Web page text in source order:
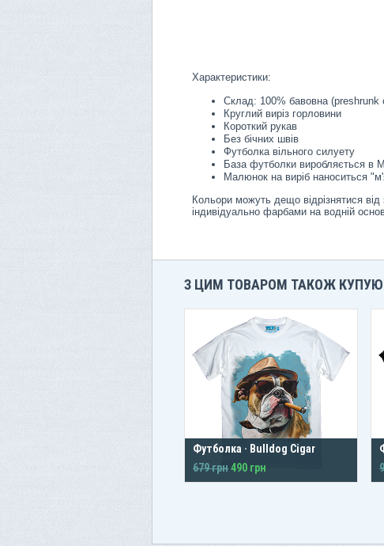
Характеристики:
Склад: 100% бавовна
Круглий виріз горловини
Короткий рукав
Без бічних швів
Футболка вільного силуету
База футболки виробляється в
Малюнок на виріб наноситься
Кольори можуть дещо відрізнятися
індивідуально фарбами на водній
З ЦИМ ТОВАРОМ ТАКОЖ
Футболка · Bulldog Cigar
679 грн490 грн